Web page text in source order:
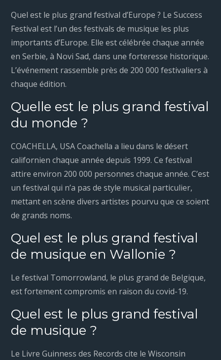
Quel est le plus grand festival d’Europe ? Le Success
Festival est l’un des festivals de musique les plus
importants d’Europe. Elle est célébrée chaque année
en Serbie, à Novi Sad, dans une forteresse historique.
L’événement rassemble près de 200 000 festivaliers à
chaque édition.
Quelle est le plus grand festival
du monde ?
COACHELLA, USA Coachella a lieu dans le désert
californien chaque année depuis 1999. Ce festival
attire environ 200 000 personnes chaque année. C’est
un festival qui n’a pas de style musical particulier,
mettant en scène divers artistes pourvu que ce soient
de grands noms.
Quel est le plus grand festival
de musique en Wallonie ?
Le festival Tomorrowland, le plus grand de Belgique,
est fortement compromis en raison du covid-19.
Quel est le plus grand festival
de musique ?
Le Livre Guinness des Records cite le Wisconsin